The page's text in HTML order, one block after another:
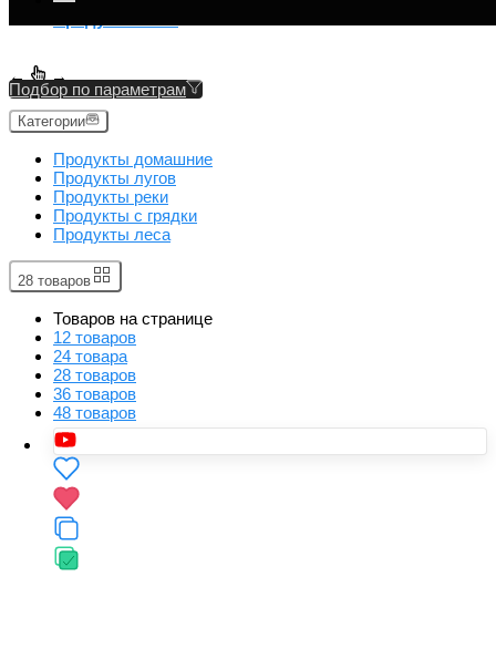
← →
Подбор по параметрам
Категории
Продукты домашние
Продукты лугов
Продукты реки
Продукты с грядки
Продукты леса
28 товаров
Товаров на странице
12 товаров
24 товара
28 товаров
36 товаров
48 товаров